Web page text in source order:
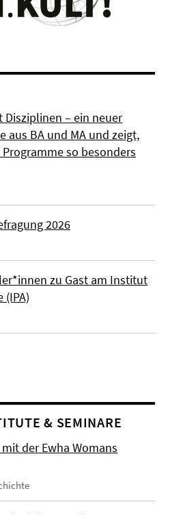
Disziplinen – ein neuer
aus BA und MA und zeigt,
so besonders
2026
zu Gast am Institut
& SEMINARE
der Ewha Womans